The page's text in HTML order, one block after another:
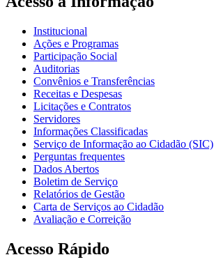
Institucional
Ações e Programas
Participação Social
Auditorias
Convênios e Transferências
Receitas e Despesas
Licitações e Contratos
Servidores
Informações Classificadas
Serviço de Informação ao Cidadão (SIC)
Perguntas frequentes
Dados Abertos
Boletim de Serviço
Relatórios de Gestão
Carta de Serviços ao Cidadão
Avaliação e Correição
Acesso Rápido